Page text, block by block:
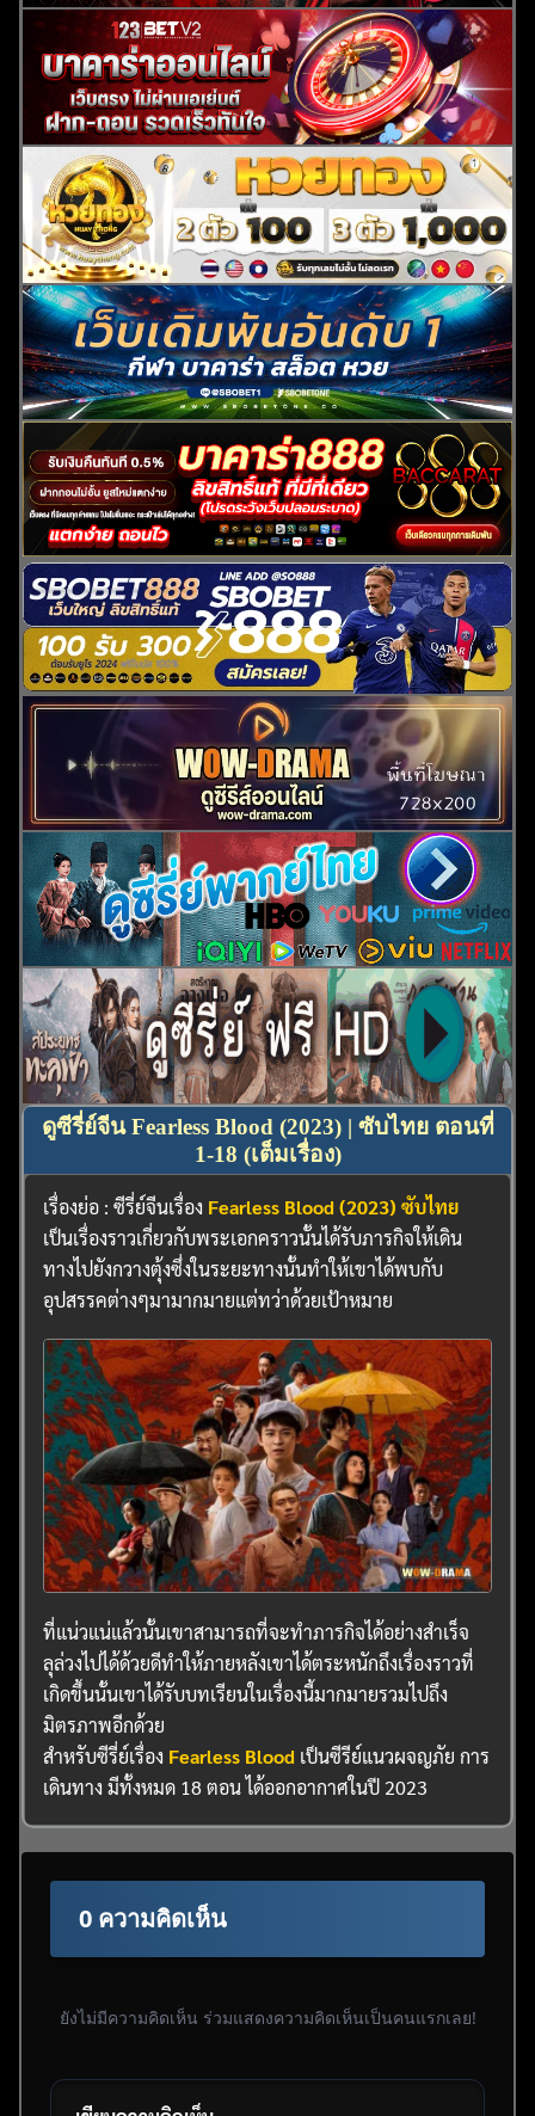
ค้นหา
สำหรับ:
ดูซีรี่ย์จีน Fearless Blood (2023) | ซับไทย ตอนที่
1-18 (เต็มเรื่อง)
เรื่องย่อ : ซีรี่ย์จีนเรื่อง Fearless Blood (2023) ซับไทย
เป็นเรื่องราวเกี่ยวกับพระเอกคราวนั้นได้รับภารกิจให้เดิน
ทางไปยังกวางตุ้งซึ่งในระยะทางนั้นทำให้เขาได้พบกับ
อุปสรรคต่างๆมามากมายแต่ทว่าด้วยเป้าหมาย
ที่แน่วแน่แล้วนั้นเขาสามารถที่จะทำภารกิจได้อย่างสำเร็จ
ลุล่วงไปได้ด้วยดีทำให้ภายหลังเขาได้ตระหนักถึงเรื่องราวที่
เกิดขึ้นนั้นเขาได้รับบทเรียนในเรื่องนี้มากมายรวมไปถึง
มิตรภาพอีกด้วย
สำหรับซีรี่ย์เรื่อง Fearless Blood เป็นซีรีย์แนวผจญภัย การ
เดินทาง มีทั้งหมด 18 ตอน ได้ออกอากาศในปี 2023
0 ความคิดเห็น
ยังไม่มีความคิดเห็น ร่วมแสดงความคิดเห็นเป็นคนแรกเลย!